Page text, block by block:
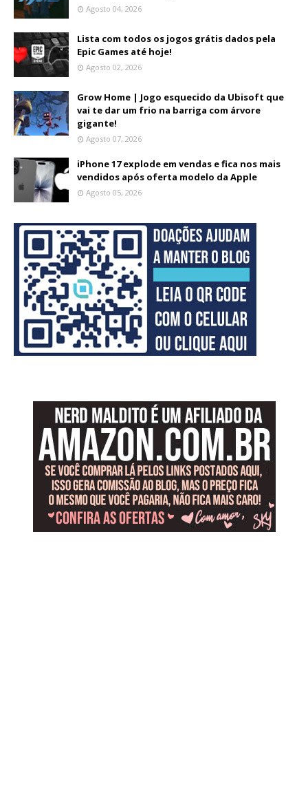
Agosto 04, 2026
Lista com todos os jogos grátis dados pela
Epic Games até hoje!
Agosto 02, 2026
Grow Home | Jogo esquecido da Ubisoft que
vai te dar um frio na barriga com árvore
gigante!
Agosto 07, 2026
iPhone 17 explode em vendas e fica nos mais
vendidos após oferta modelo da Apple
Agosto 05, 2026